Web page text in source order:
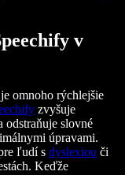
v
omnoho rýchlejšie
zvyšuje
slovné
úpravami.
ľudí s dyslexiou či
Keďže